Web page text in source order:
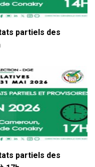
partiels des
partiels des